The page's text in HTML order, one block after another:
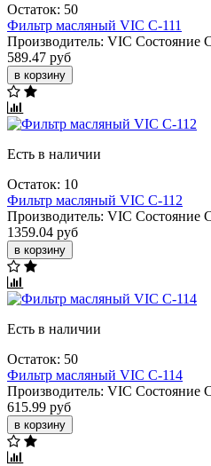
Остаток: 50
Фильтр масляный VIC C-111
Производитель: VIC Состояние
589.47 руб
в корзину
Есть в наличии
Остаток: 10
Фильтр масляный VIC C-112
Производитель: VIC Состояние
1359.04 руб
в корзину
Есть в наличии
Остаток: 50
Фильтр масляный VIC C-114
Производитель: VIC Состояние
615.99 руб
в корзину